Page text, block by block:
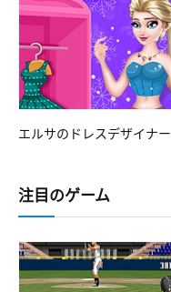
エルサのドレスデザイナー
注目のゲーム